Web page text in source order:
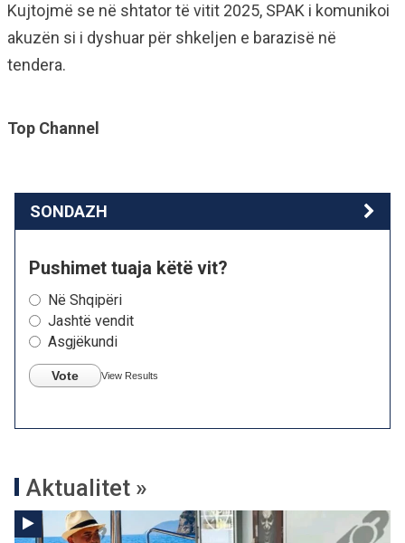
Kujtojmë se në shtator të vitit 2025, SPAK i komunikoi
akuzën si i dyshuar për shkeljen e barazisë në
tendera.
Top Channel
SONDAZH
Pushimet tuaja këtë vit?
Në Shqipëri
Jashtë vendit
Asgjëkundi
Vote View Results
Aktualitet »